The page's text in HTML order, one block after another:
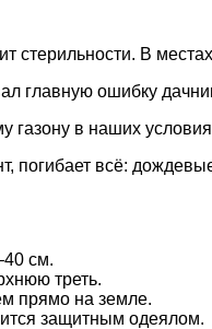
В
главную ошибку
газону в наших
погибает всё:
см.
треть.
прямо на земле.
защитным одеялом.